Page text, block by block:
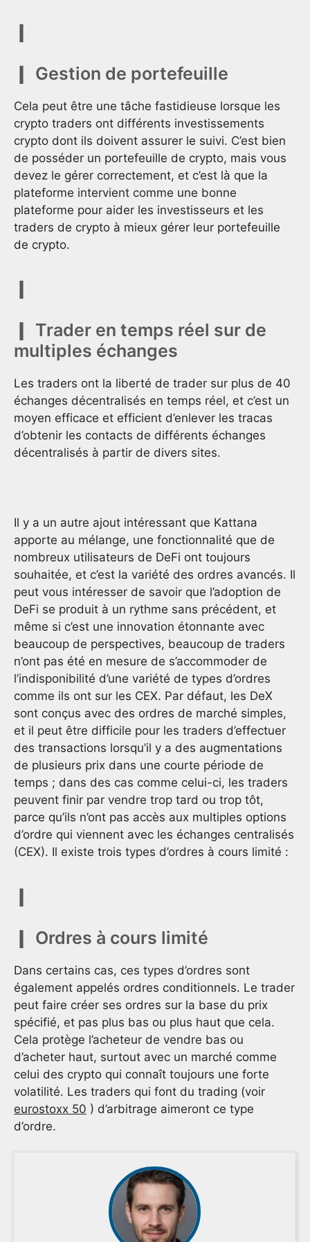
Gestion de portefeuille
Cela peut être une tâche fastidieuse lorsque les
crypto traders ont différents investissements
crypto dont ils doivent assurer le suivi. C’est bien
de posséder un portefeuille de crypto, mais vous
devez le gérer correctement, et c’est là que la
plateforme intervient comme une bonne
plateforme pour aider les investisseurs et les
traders de crypto à mieux gérer leur portefeuille
de crypto.
Trader en temps réel sur de
multiples échanges
Les traders ont la liberté de trader sur plus de 40
échanges décentralisés en temps réel, et c’est un
moyen efficace et efficient d’enlever les tracas
d’obtenir les contacts de différents échanges
décentralisés à partir de divers sites.
Il y a un autre ajout intéressant que Kattana
apporte au mélange, une fonctionnalité que de
nombreux utilisateurs de DeFi ont toujours
souhaitée, et c’est la variété des ordres avancés. Il
peut vous intéresser de savoir que l’adoption de
DeFi se produit à un rythme sans précédent, et
même si c’est une innovation étonnante avec
beaucoup de perspectives, beaucoup de traders
n’ont pas été en mesure de s’accommoder de
l’indisponibilité d’une variété de types d’ordres
comme ils ont sur les CEX. Par défaut, les DeX
sont conçus avec des ordres de marché simples,
et il peut être difficile pour les traders d’effectuer
des transactions lorsqu’il y a des augmentations
de plusieurs prix dans une courte période de
temps ; dans des cas comme celui-ci, les traders
peuvent finir par vendre trop tard ou trop tôt,
parce qu’ils n’ont pas accès aux multiples options
d’ordre qui viennent avec les échanges centralisés
(CEX). Il existe trois types d’ordres à cours limité :
Ordres à cours limité
Dans certains cas, ces types d’ordres sont
également appelés ordres conditionnels. Le trader
peut faire créer ses ordres sur la base du prix
spécifié, et pas plus bas ou plus haut que cela.
Cela protège l’acheteur de vendre bas ou
d’acheter haut, surtout avec un marché comme
celui des crypto qui connaît toujours une forte
volatilité. Les traders qui font du trading (voir
eurostoxx 50 ) d’arbitrage aimeront ce type
d’ordre.